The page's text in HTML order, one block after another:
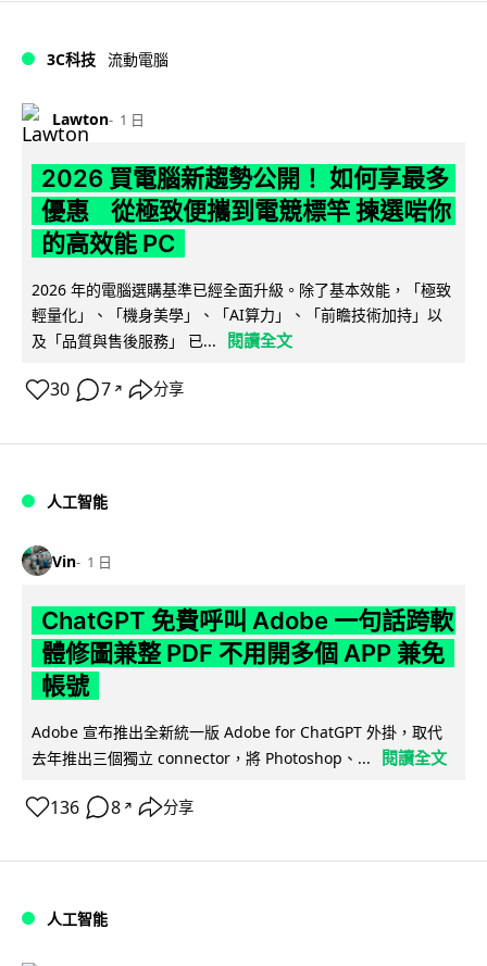
3C科技 流動電腦
Lawton 1 日
2026 買電腦新趨勢公開！ 如何享最多
優惠 從極致便攜到電競標竿 揀選啱你
的高效能 PC
2026 年的電腦選購基準已經全面升級。除了基本效能，「極致
輕量化」、「機身美學」、「AI算力」、「前瞻技術加持」以
及「品質與售後服務」 已...
閱讀全文
30 7 ↗ 分享
人工智能
Vin 1 日
ChatGPT 免費呼叫 Adobe 一句話跨軟
體修圖兼整 PDF 不用開多個 APP 兼免
帳號
Adobe 宣布推出全新統一版 Adobe for ChatGPT 外掛，取代
去年推出三個獨立 connector，將 Photoshop、...
閱讀全文
136 8 ↗ 分享
人工智能